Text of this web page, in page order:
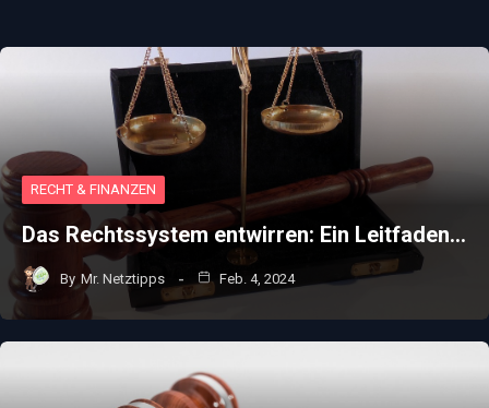
RECHT & FINANZEN
Das Rechtssystem entwirren: Ein Leitfaden…
By Mr. Netztipps Feb. 4, 2024